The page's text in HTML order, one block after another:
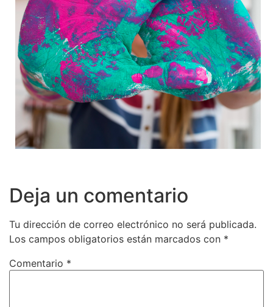
Deja un comentario
Tu dirección de correo electrónico no será publicada.
Los campos obligatorios están marcados con *
Comentario *